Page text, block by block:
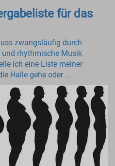
für das
zwangsläufig durch
und rhythmische Musik
ich eine Liste meiner
Halle gehe oder ...